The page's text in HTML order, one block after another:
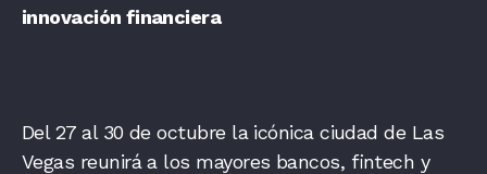
innovación financiera
Del 27 al 30 de octubre la icónica ciudad de Las
Vegas reunirá a los mayores bancos, fintech y